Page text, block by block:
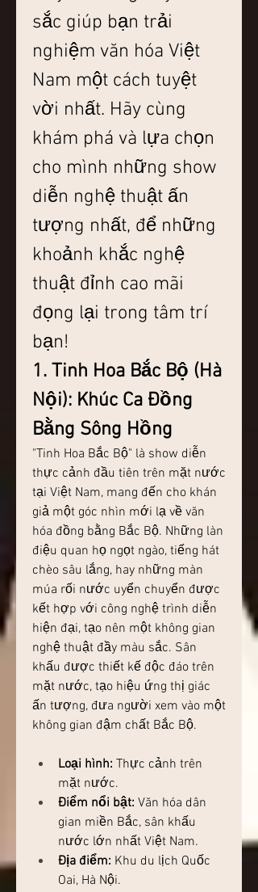
sắc giúp bạn trải
nghiệm văn hóa Việt
Nam một cách tuyệt
vời nhất. Hãy cùng
khám phá và lựa chọn
cho mình những show
diễn nghệ thuật ấn
tượng nhất, để những
khoảnh khắc nghệ
thuật đỉnh cao mãi
đọng lại trong tâm trí
bạn!
1. Tinh Hoa Bắc Bộ (Hà
Nội): Khúc Ca Đồng
Bằng Sông Hồng
"Tinh Hoa Bắc Bộ" là show diễn
thực cảnh đầu tiên trên mặt nước
tại Việt Nam, mang đến cho khán
giả một góc nhìn mới lạ về văn
hóa đồng bằng Bắc Bộ. Những làn
điệu quan họ ngọt ngào, tiếng hát
chèo sâu lắng, hay những màn
múa rối nước uyển chuyển được
kết hợp với công nghệ trình diễn
hiện đại, tạo nên một không gian
nghệ thuật đầy màu sắc. Sân
khấu được thiết kế độc đáo trên
mặt nước, tạo hiệu ứng thị giác
ấn tượng, đưa người xem vào một
không gian đậm chất Bắc Bộ.
Loại hình: Thực cảnh trên
mặt nước.
Điểm nổi bật: Văn hóa dân
gian miền Bắc, sân khấu
nước lớn nhất Việt Nam.
Địa điểm: Khu du lịch Quốc
Oai, Hà Nội.